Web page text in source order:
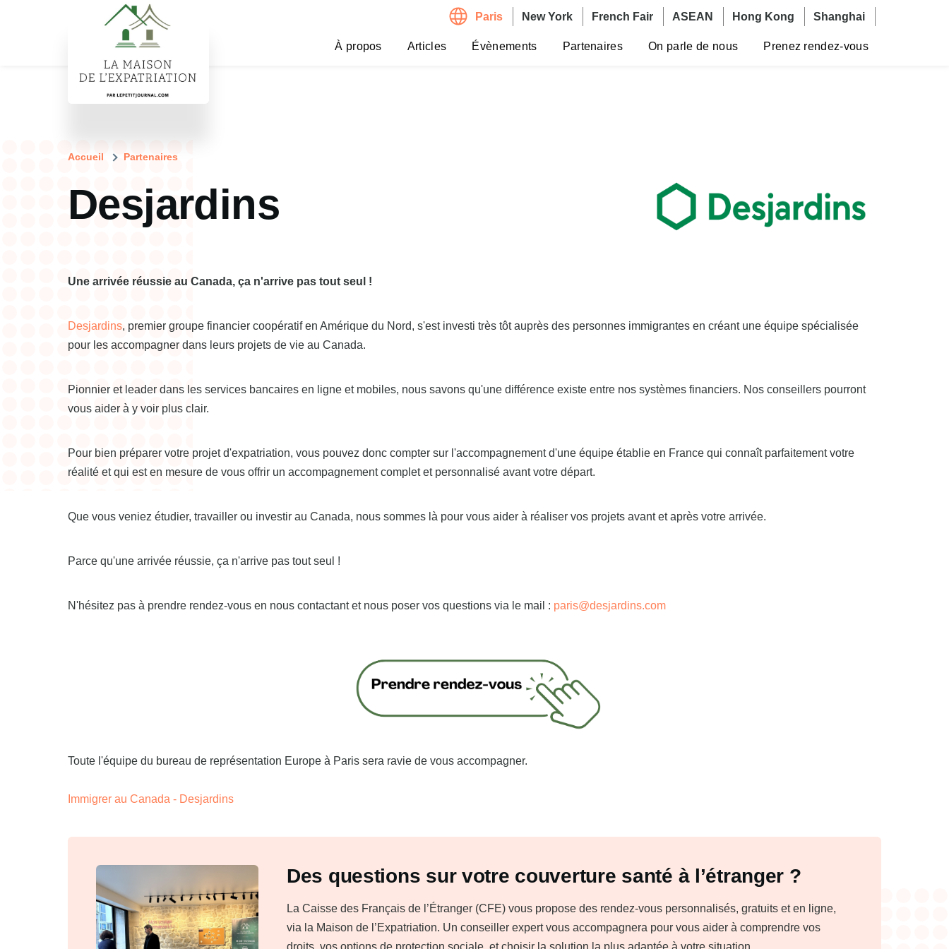
Aller au contenu principal Paris New York French Fair ASEAN Hong Kong Shanghai
principale
À propos Articles Évènements Partenaires On parle de nous Prenez rendez-vous
Fil
d'Ariane
Accueil Partenaires
Desjardins
Une arrivée réussie au Canada, ça n'arrive pas tout seul !
Desjardins, premier groupe financier coopératif en Amérique du Nord, s'est investi très tôt auprès des personnes immigrantes en créant une équipe spécialisée
pour les accompagner dans leurs projets de vie au Canada.
Pionnier et leader dans les services bancaires en ligne et mobiles, nous savons qu'une différence existe entre nos systèmes financiers. Nos conseillers pourront
vous aider à y voir plus clair.
Pour bien préparer votre projet d'expatriation, vous pouvez donc compter sur l'accompagnement d'une équipe établie en France qui connaît parfaitement votre
réalité et qui est en mesure de vous offrir un accompagnement complet et personnalisé avant votre départ.
Que vous veniez étudier, travailler ou investir au Canada, nous sommes là pour vous aider à réaliser vos projets avant et après votre arrivée.
Parce qu'une arrivée réussie, ça n'arrive pas tout seul !
N'hésitez pas à prendre rendez-vous en nous contactant et nous poser vos questions via le mail : paris@desjardins.com
Toute l'équipe du bureau de représentation Europe à Paris sera ravie de vous accompagner.
Immigrer au Canada - Desjardins
Des questions sur votre couverture santé à l’étranger ?
La Caisse des Français de l’Étranger (CFE) vous propose des rendez-vous personnalisés, gratuits et en ligne,
via la Maison de l’Expatriation. Un conseiller expert vous accompagnera pour vous aider à comprendre vos
droits, vos options de protection sociale, et choisir la solution la plus adaptée à votre situation.